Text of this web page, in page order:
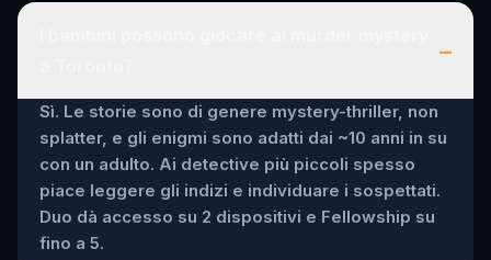
–
Sì. Le storie sono di genere mystery-thriller, non
splatter, e gli enigmi sono adatti dai ~10 anni in su
con un adulto. Ai detective più piccoli spesso
piace leggere gli indizi e individuare i sospettati.
Duo dà accesso su 2 dispositivi e Fellowship su
fino a 5.